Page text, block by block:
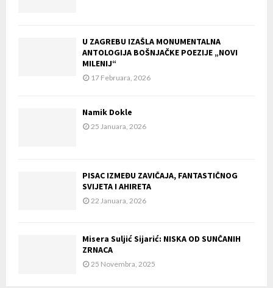
U ZAGREBU IZAŠLA MONUMENTALNA
ANTOLOGIJA BOŠNJAČKE POEZIJE „NOVI
MILENIJ“
17 Februara, 2026
Namik Dokle
25 Januara, 2026
PISAC IZMEĐU ZAVIČAJA, FANTASTIČNOG
SVIJETA I AHIRETA
22 Januara, 2026
Misera Suljić Sijarić: NISKA OD SUNČANIH
ZRNACA
25 Novembra, 2025